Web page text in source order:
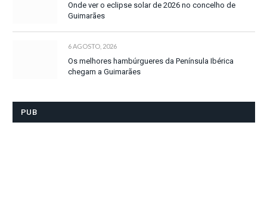
Onde ver o eclipse solar de 2026 no concelho de
Guimarães
6 AGOSTO, 2026
Os melhores hambúrgueres da Península Ibérica
chegam a Guimarães
PUB